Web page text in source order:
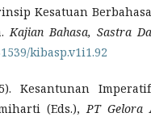
Kesatuan
Kajian Bahasa, Sastra
kibasp.v1i1.92
Kesantunan
(Eds.), PT Gelora